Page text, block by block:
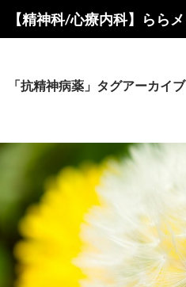
キ
「抗精神病薬」タグアーカイブ